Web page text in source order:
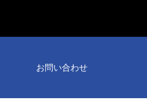
お問い合わせ